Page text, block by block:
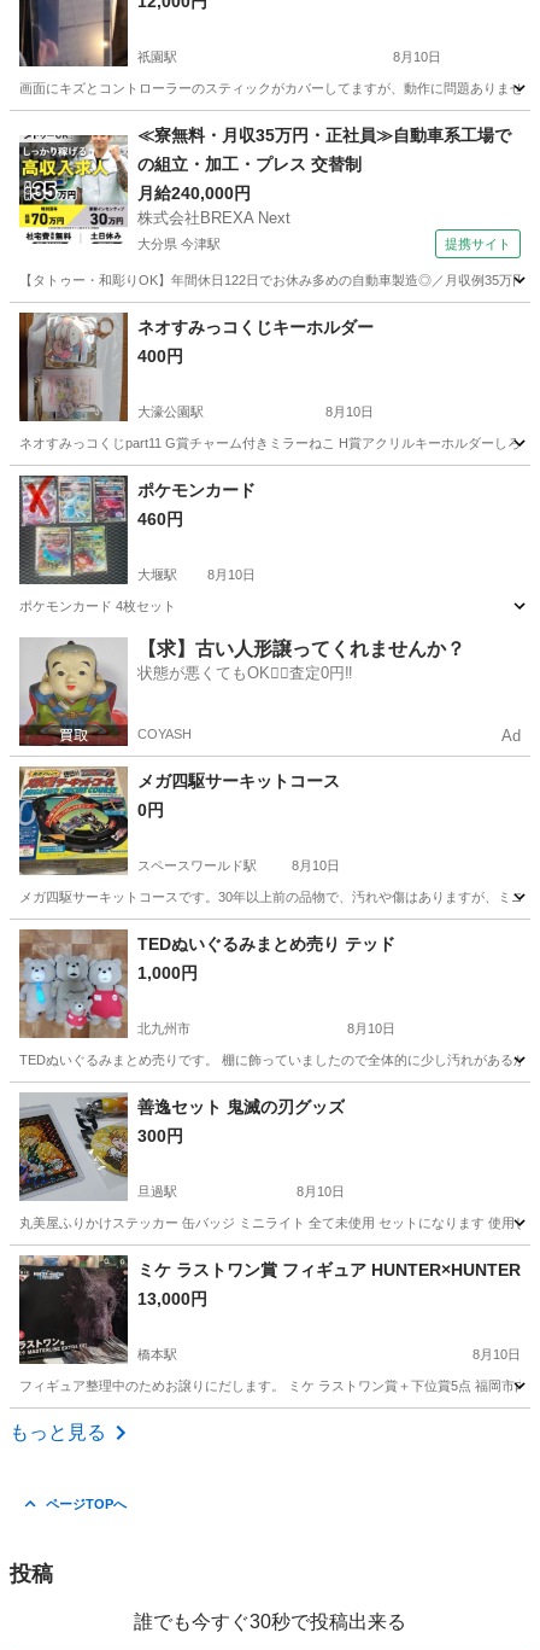
祇園駅 8月10日
画面にキズとコントローラーのスティックがカバーしてますが、動作に問題ありませ
祇園駅 その他
≪寮無料・月収35万円・正社員≫自動車系工場で
の組立・加工・プレス 交替制
月給240,000円
株式会社BREXA Next
大分県 今津駅 提携サイト
【タトゥー・和彫りOK】年間休日122日でお休み多めの自動車製造◎／月収例35万
大分 中津市 今津駅 その他
ネオすみっコくじキーホルダー
400円
大濠公園駅 8月10日
ネオすみっコくじpart11 G賞チャーム付きミラーねこ H賞アクリルキーホルダーしろ
福岡 福岡市 大濠公園駅 その他
ポケモンカード
460円
大堰駅 8月10日
ポケモンカード 4枚セット
三井郡 大堰駅 カードゲーム
【求】古い人形譲ってくれませんか？
状態が悪くてもOK🙆‍♀️査定0円‼️
COYASH Ad
メガ四駆サーキットコース
0円
スペースワールド駅 8月10日
メガ四駆サーキットコースです。30年以上前の品物で、汚れや傷はありますが、ミ
福岡 北九州市 スペースワールド駅 模型、プラモデル
TEDぬいぐるみまとめ売り テッド
1,000円
北九州市 8月10日
TEDぬいぐるみまとめ売りです。 棚に飾っていましたので全体的に少し汚れがある
福岡 北九州市 おもちゃ
善逸セット 鬼滅の刃グッズ
300円
旦過駅 8月10日
丸美屋ふりかけステッカー 缶バッジ ミニライト 全て未使用 セットになります 使用し
福岡 北九州市 旦過駅 おもちゃ 鬼滅の刃
ミケ ラストワン賞 フィギュア HUNTER×HUNTER
13,000円
橋本駅 8月10日
フィギュア整理中のためお譲りにだします。 ミケ ラストワン賞＋下位賞5点 福岡市
福岡 福岡市
もっと見る
ページTOPへ
投稿
誰でも今すぐ30秒で投稿出来る